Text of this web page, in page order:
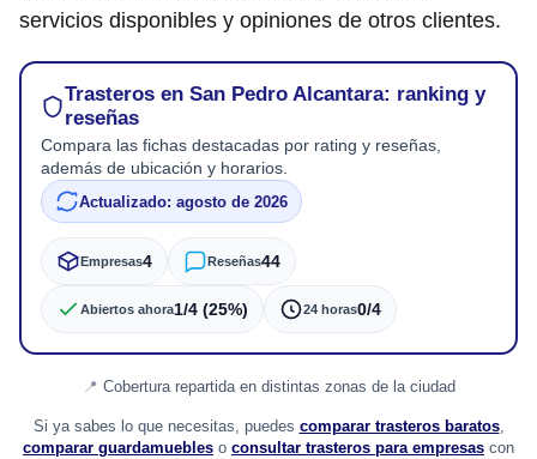
servicios disponibles y opiniones de otros clientes.
Trasteros en San Pedro Alcantara: ranking y
reseñas
Compara las fichas destacadas por rating y reseñas,
además de ubicación y horarios.
Actualizado: agosto de 2026
Empresas4 Reseñas44
Abiertos ahora1/4 (25%) 24 horas0/4
Cobertura repartida en distintas zonas de la ciudad
Si ya sabes lo que necesitas, puedes comparar trasteros baratos,
comparar guardamuebles o consultar trasteros para empresas con